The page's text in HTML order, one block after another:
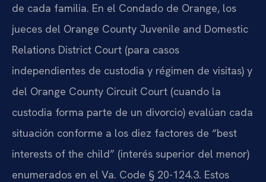
de cada familia. En el Condado de Orange, los
jueces del Orange County Juvenile and Domestic
Relations District Court (para casos
independientes de custodia y régimen de visitas) y
del Orange County Circuit Court (cuando la
custodia forma parte de un divorcio) evalúan cada
situación conforme a los diez factores de “best
interests of the child” (interés superior del menor)
enumerados en el Va. Code § 20-124.3. Estos